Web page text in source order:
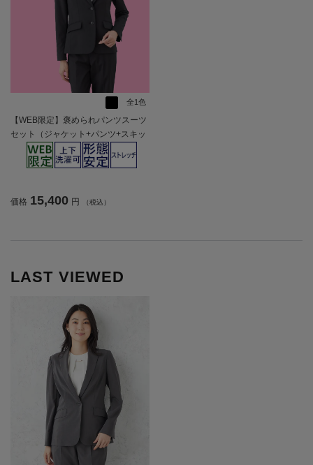
全1色
【WEB限定】褒められパンツスーツ
セット（ジャケット+パンツ+スキッ
パーブラウス）【レディース】
価格 15,400 円 （税込）
LAST VIEWED